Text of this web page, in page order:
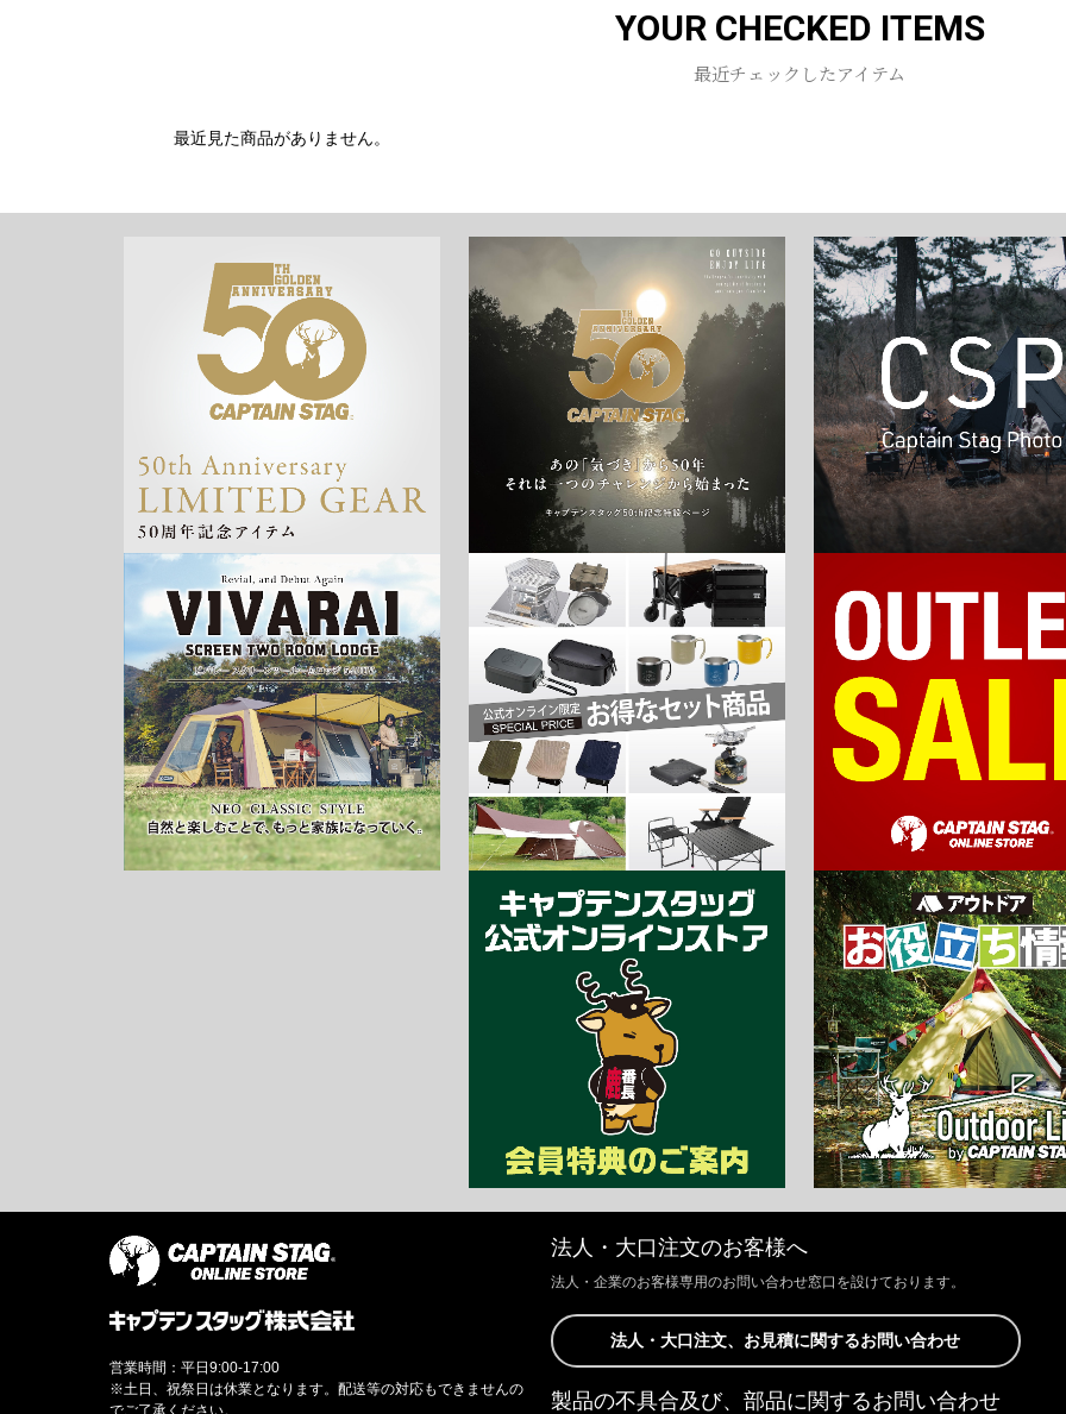
YOUR CHECKED ITEMS
最近チェックしたアイテム
最近見た商品がありません。
法人・大口注文のお客様へ
法人・企業のお客様専用のお問い合わせ窓口を設けております。
法人・大口注文、お見積に関するお問い合わせ
製品の不具合及び、部品に関するお問い合わせ
営業時間：平日9:00-17:00
※土日、祝祭日は休業となります。配送等の対応もできませんの
でご了承ください。